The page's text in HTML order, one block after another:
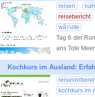
reisen
reisebericht
wã¼ste
Tag 6 der
ans Tote
Kochkurs im Ausland:
kochkurs im